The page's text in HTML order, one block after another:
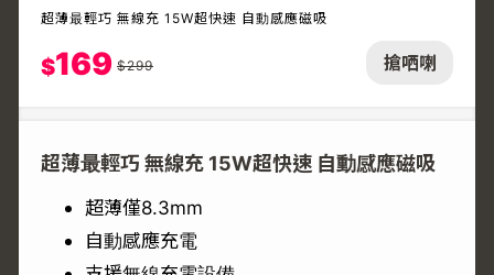
搶哂喇
超薄最輕巧 無線充 15W超快速 自動感應磁吸
$169 $299
超薄最輕巧 無線充 15W超快速 自動感應磁吸
超薄僅8.3mm
自動感應充電